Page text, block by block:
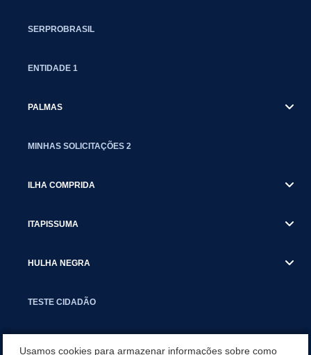
SERPROBRASIL
ENTIDADE 1
PALMAS
MINHAS SOLICITAÇÕES 2
ILHA COMPRIDA
ITAPISSUMA
HULHA NEGRA
TESTE CIDADÃO
Usamos cookies para armazenar informações sobre como